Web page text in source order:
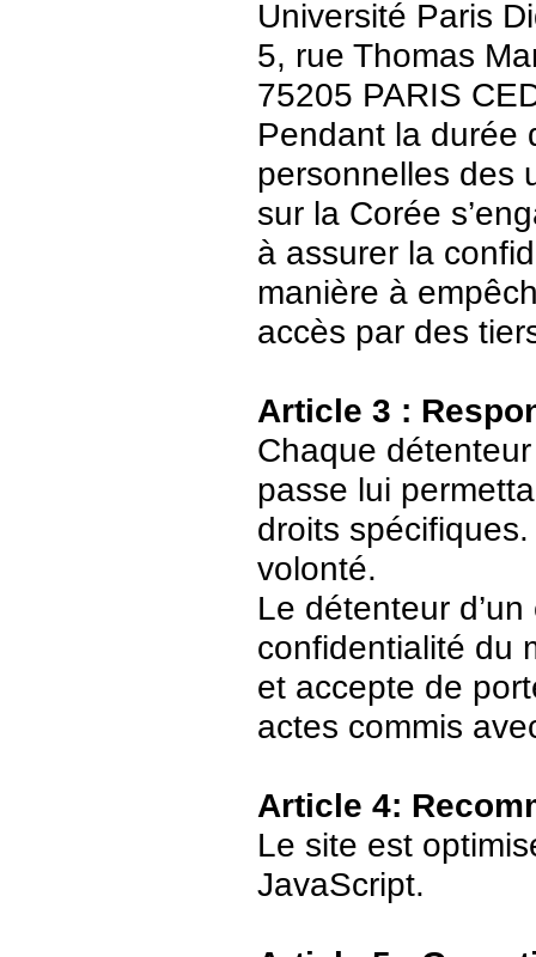
Université Paris
5, rue Thomas
75205 PARIS
Pendant la durée
personnelles des
sur la Corée
à assurer la
manière à
accès par des
Article 3 :
Chaque
passe lui
droits
volonté.
Le détenteur
confidentialité du
et accepte de
actes commis
Article 4:
Le site est
JavaScript.